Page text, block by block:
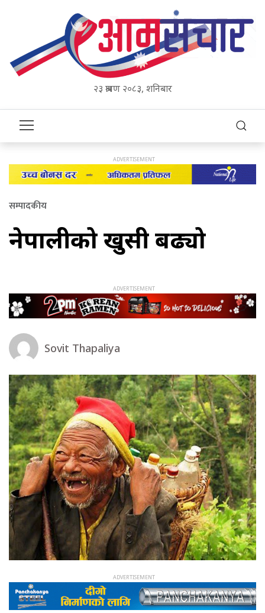
२३ श्रावण २०८३, शनिबार
सम्पादकीय
नेपालीको खुसी बढ्यो
Sovit Thapaliya